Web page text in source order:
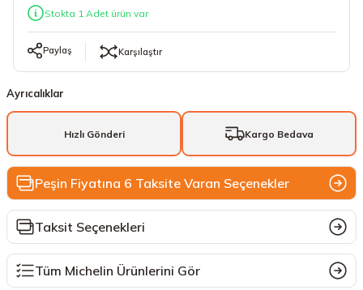
Stokta 1 Adet ürün var
Paylaş Karşılaştır
Ayrıcalıklar
Hızlı Gönderi Kargo Bedava
Peşin Fiyatına 6 Taksite Varan Seçenekler
Taksit Seçenekleri
Tüm Michelin Ürünlerini Gör